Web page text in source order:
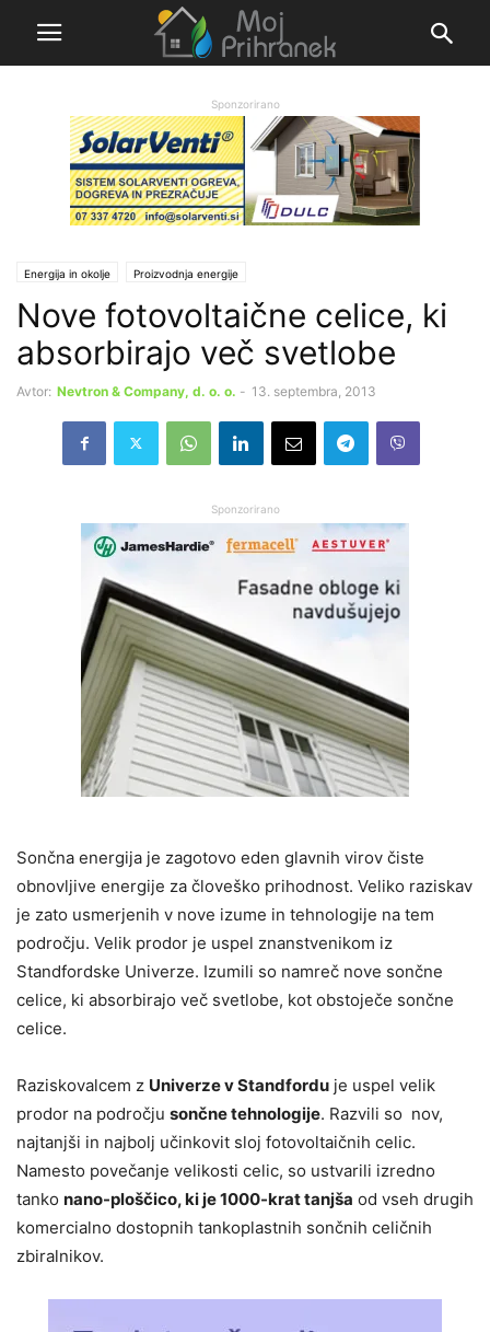
Sponzorirano
Energija in okolje Proizvodnja energije
Nove fotovoltaične celice, ki
absorbirajo več svetlobe
Avtor: Nevtron & Company, d. o. o. - 13. septembra, 2013
Sponzorirano
Sončna energija je zagotovo eden glavnih virov čiste
obnovljive energije za človeško prihodnost. Veliko raziskav
je zato usmerjenih v nove izume in tehnologije na tem
področju. Velik prodor je uspel znanstvenikom iz
Standfordske Univerze. Izumili so namreč nove sončne
celice, ki absorbirajo več svetlobe, kot obstoječe sončne
celice.
Raziskovalcem z Univerze v Standfordu je uspel velik
prodor na področju sončne tehnologije. Razvili so nov,
najtanjši in najbolj učinkovit sloj fotovoltaičnih celic.
Namesto povečanje velikosti celic, so ustvarili izredno
tanko nano-ploščico, ki je 1000-krat tanjša od vseh drugih
komercialno dostopnih tankoplastnih sončnih celičnih
zbiralnikov.